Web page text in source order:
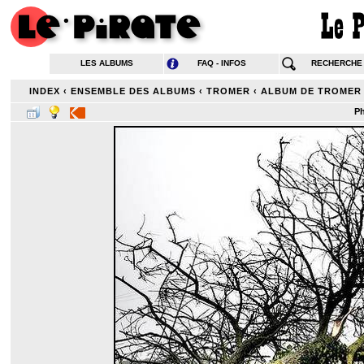
LES ALBUMS FAQ - INFOS RECHERCHE
INDEX ‹ ENSEMBLE DES ALBUMS ‹ TROMER ‹ ALBUM DE TROMER